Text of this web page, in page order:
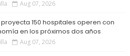
Aug 07, 2026
proyecta 150 hospitales operen con
en los próximos dos años
Aug 07, 2026